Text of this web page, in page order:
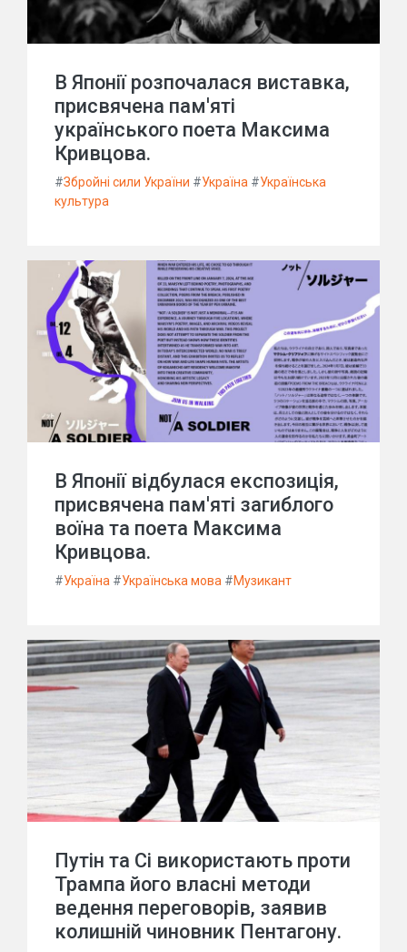
В Японії розпочалася виставка,
присвячена пам'яті
українського поета Максима
Кривцова.
#Збройні сили України #Україна #Українська
культура
В Японії відбулася експозиція,
присвячена пам'яті загиблого
воїна та поета Максима
Кривцова.
#Україна #Українська мова #Музикант
Путін та Сі використають проти
Трампа його власні методи
ведення переговорів, заявив
колишній чиновник Пентагону.